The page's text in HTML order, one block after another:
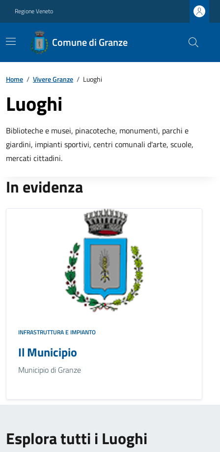
Regione Veneto
Comune di Granze
Home / Vivere Granze / Luoghi
Luoghi
Biblioteche e musei, pinacoteche, monumenti, parchi e
giardini, impianti sportivi, centri comunali d'arte, scuole,
mercati cittadini.
In evidenza
INFRASTRUTTURA E IMPIANTO
Il Municipio
Municipio di Granze
Esplora tutti i Luoghi